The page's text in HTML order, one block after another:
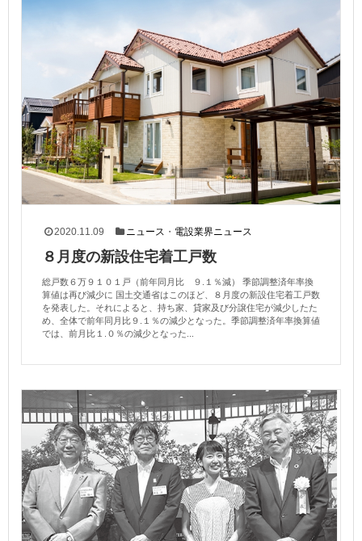
2020.11.09 ニュース ・ 電設業界ニュース
８月度の新設住宅着工戸数
総戸数６万９１０１戸（前年同月比 ９.１％減） 季節調整済年率換
算値は再び減少に 国土交通省はこのほど、８月度の新設住宅着工戸数
を発表した。それによると、持ち家、貸家及び分譲住宅が減少したた
め、全体で前年同月比９.１％の減少となった。季節調整済年率換算値
では、前月比１.０％の減少となった...